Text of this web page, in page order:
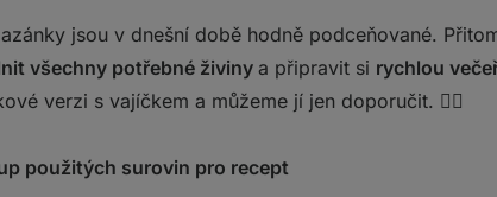
jsou v dnešní době hodně podceňované.
všechny potřebné živiny a připravit si rychlou
verzi s vajíčkem a můžeme jí jen doporučit. 👌🏻
použitých surovin pro recept